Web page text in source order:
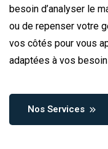
besoin d’analyser le
ou de repenser votre
vos côtés pour vous
adaptées à vos
Nos Services